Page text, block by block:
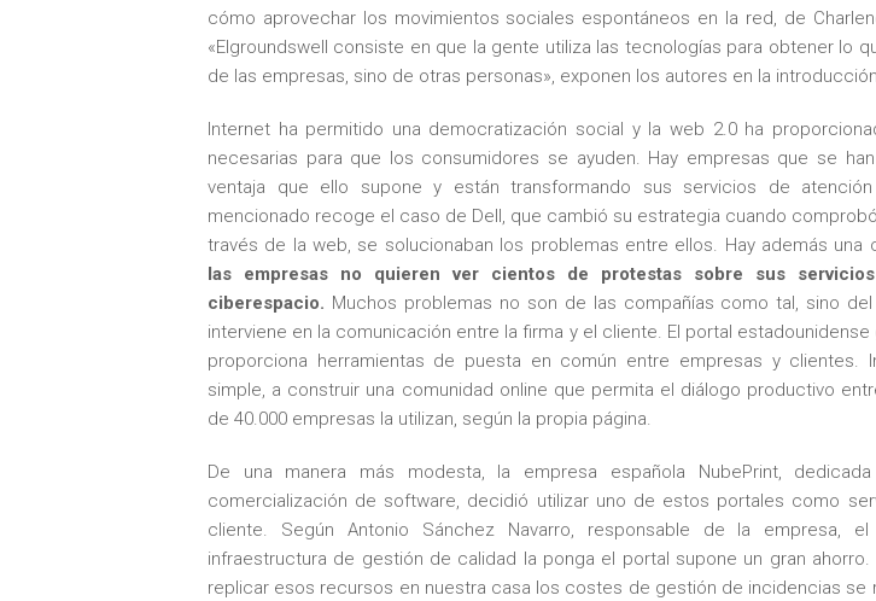
cómo aprovechar los movimientos sociales espontáneos en la red, de
«Elgroundswell consiste en que la gente utiliza las tecnologías para obtener lo
de las empresas, sino de otras personas», exponen los autores en la
Internet ha permitido una democratización social y la web 2.0 ha
necesarias para que los consumidores se ayuden. Hay empresas que se
ventaja que ello supone y están transformando sus servicios de
mencionado recoge el caso de Dell, que cambió su estrategia cuando
través de la web, se solucionaban los problemas entre ellos. Hay además una
las empresas no quieren ver cientos de protestas sobre sus
ciberespacio. Muchos problemas no son de las compañías como tal, sino
interviene en la comunicación entre la firma y el cliente. El portal
proporciona herramientas de puesta en común entre empresas y clientes.
simple, a construir una comunidad online que permita el diálogo productivo
de 40.000 empresas la utilizan, según la propia página.
De una manera más modesta, la empresa española NubePrint,
comercialización de software, decidió utilizar uno de estos portales como
cliente. Según Antonio Sánchez Navarro, responsable de la empresa,
infraestructura de gestión de calidad la ponga el portal supone un gran ahorro.
replicar esos recursos en nuestra casa los costes de gestión de incidencias se